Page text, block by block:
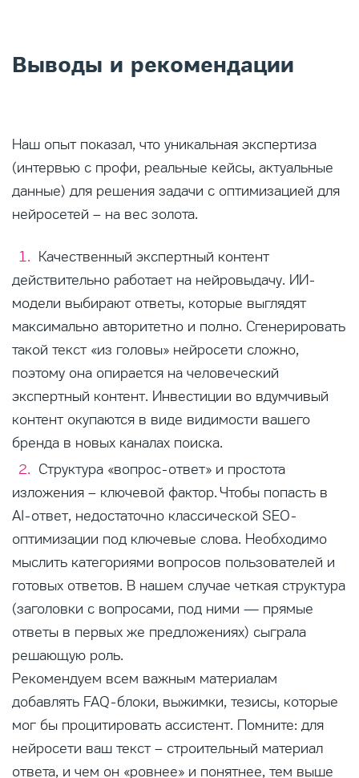
Выводы и рекомендации
Наш опыт показал, что уникальная экспертиза
(интервью с профи, реальные кейсы, актуальные
данные) для решения задачи с оптимизацией для
нейросетей – на вес золота.
Качественный экспертный контент
действительно работает на нейровыдачу. ИИ-
модели выбирают ответы, которые выглядят
максимально авторитетно и полно. Сгенерировать
такой текст «из головы» нейросети сложно,
поэтому она опирается на человеческий
экспертный контент. Инвестиции во вдумчивый
контент окупаются в виде видимости вашего
бренда в новых каналах поиска.
Структура «вопрос-ответ» и простота
изложения – ключевой фактор. Чтобы попасть в
AI-ответ, недостаточно классической SEO-
оптимизации под ключевые слова. Необходимо
мыслить категориями вопросов пользователей и
готовых ответов. В нашем случае четкая структура
(заголовки с вопросами, под ними — прямые
ответы в первых же предложениях) сыграла
решающую роль.
Рекомендуем всем важным материалам
добавлять FAQ-блоки, выжимки, тезисы, которые
мог бы процитировать ассистент. Помните: для
нейросети ваш текст – строительный материал
ответа, и чем он «ровнее» и понятнее, тем выше